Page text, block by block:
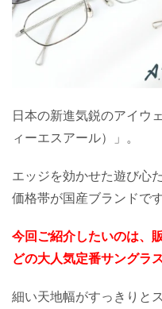
日本の新進気鋭のアイウ
ィーエスアール）」。
エッジを効かせた遊び心
価格帯が国産ブランドです
今回ご紹介したいのは、
どの大人気定番サングラ
細い天地幅がすっきりと